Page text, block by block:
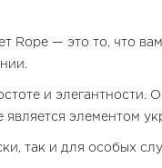
Rope — это то, что
и
элементом
так и для особых